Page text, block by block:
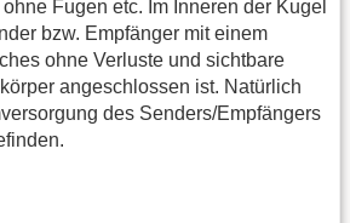
Fugen etc. Im Inneren der Kugel
bzw. Empfänger mit einem
ohne Verluste und sichtbare
angeschlossen ist. Natürlich
des Senders/Empfängers